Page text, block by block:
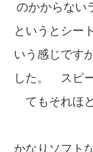
のかからな
というとシー
いう感じです
した。 スピ
てもそれほ
かなりソフト